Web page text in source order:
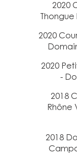
2020
2020
2020
-
2018
Rhône
2018